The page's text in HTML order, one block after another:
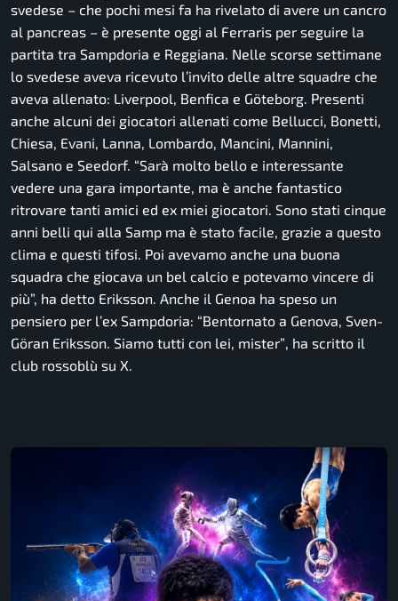
svedese – che pochi mesi fa ha rivelato di avere un cancro
al pancreas – è presente oggi al Ferraris per seguire la
partita tra Sampdoria e Reggiana. Nelle scorse settimane
lo svedese aveva ricevuto l’invito delle altre squadre che
aveva allenato: Liverpool, Benfica e Göteborg. Presenti
anche alcuni dei giocatori allenati come Bellucci, Bonetti,
Chiesa, Evani, Lanna, Lombardo, Mancini, Mannini,
Salsano e Seedorf. “Sarà molto bello e interessante
vedere una gara importante, ma è anche fantastico
ritrovare tanti amici ed ex miei giocatori. Sono stati cinque
anni belli qui alla Samp ma è stato facile, grazie a questo
clima e questi tifosi. Poi avevamo anche una buona
squadra che giocava un bel calcio e potevamo vincere di
più”, ha detto Eriksson. Anche il Genoa ha speso un
pensiero per l’ex Sampdoria: “Bentornato a Genova, Sven-
Göran Eriksson. Siamo tutti con lei, mister”, ha scritto il
club rossoblù su X.